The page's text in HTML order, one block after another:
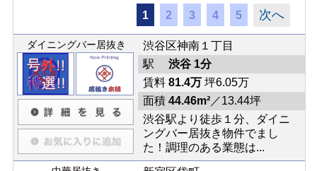
1 2 3 4 5 次へ
ダイニングバー居抜き
渋谷区神南１丁目
駅 渋谷 1分
賃料 81.4万坪6.05万
面積 44.46m²／13.44坪
渋谷駅より徒歩１分、ダイニ
ングバー居抜き物件でまし
た！調理のある業態は...